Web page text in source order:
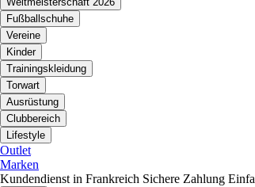
Fußballschuhe
Vereine
Kinder
Trainingskleidung
Torwart
Ausrüstung
Clubbereich
Lifestyle
Outlet
Marken
Kundendienst in Frankreich Sichere Zahlung